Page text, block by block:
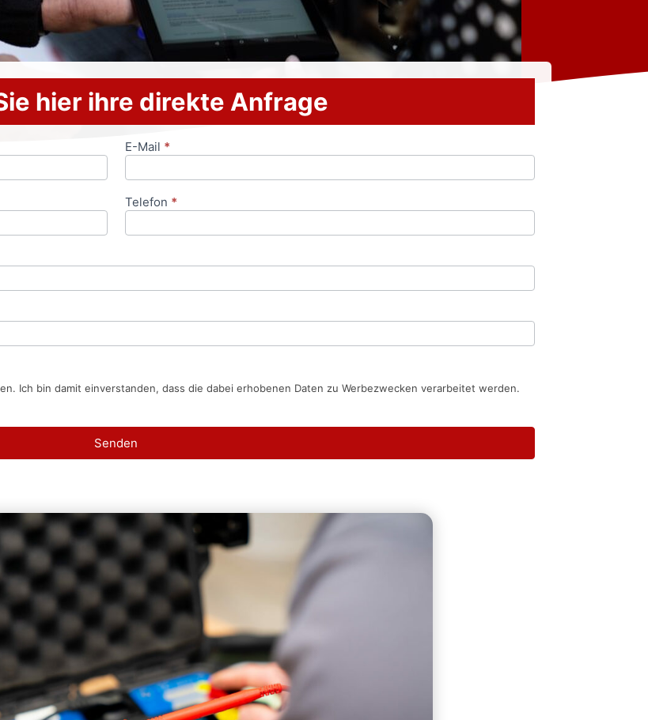
hier ihre direkte Anfrage
E-Mail *
Telefon *
Ich bin damit einverstanden, dass die dabei erhobenen Daten zu Werbezwecken verarbeitet werden.
Senden